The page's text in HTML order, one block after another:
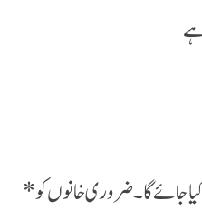
جائے گا۔ضروری خانوں کو*